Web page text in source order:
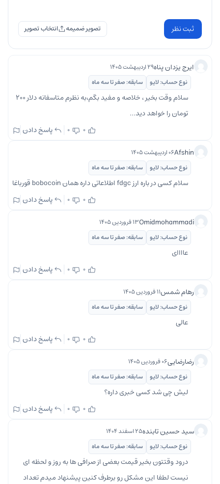
ثبت نظر تصویر ضمیمه
ایرج یزدان پناه۲۹ اردیبهشت ۱۴۰۵
نوع حساب: لایو
سابقه: صفر تا سه ماه
سلام وقت بخیر ، خلاصه و مفید بگم،به نظرم متاسفانه دلار ۲۰۰
تومان را خواهد دید...
0
0
پاسخ دادن
Afshin۰۶ اردیبهشت ۱۴۰۵
نوع حساب: لایو
سابقه: صفر تا سه ماه
سلام کسی در باره ارز fdgc اطلاعاتی داره همان bobocoin قورباغا
0
0
پاسخ دادن
Omidmohammadi۱۳ فروردین ۱۴۰۵
نوع حساب: لایو
سابقه: صفر تا سه ماه
عاااای
0
0
پاسخ دادن
رهام شمس۱۱ فروردین ۱۴۰۵
نوع حساب: لایو
سابقه: صفر تا سه ماه
عالی
0
0
پاسخ دادن
رضارضایی۰۶ فروردین ۱۴۰۵
نوع حساب: لایو
سابقه: صفر تا سه ماه
لیش چی شد کسی خبری داره؟
0
0
پاسخ دادن
سید حسین تابنده۲۵ اسفند ۱۴۰۴
نوع حساب: لایو
سابقه: صفر تا سه ماه
درود وقتتون بخیر قیمت بعضی از صرافی ها به روز و لحظه ای
نیست لطفا این مشکل رو برطرف کنین پیشنهاد میدم تعداد